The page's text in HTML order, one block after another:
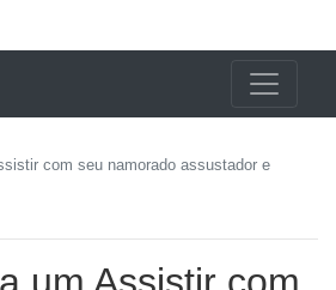
com seu namorado assustador e
um Assistir com